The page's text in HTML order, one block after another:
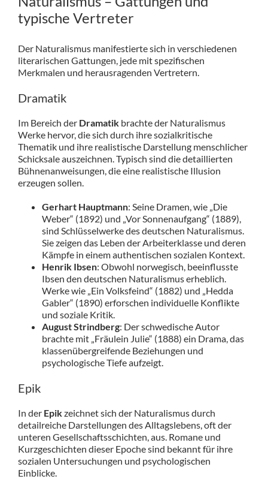
typische Vertreter
Der Naturalismus manifestierte sich in verschiedenen
literarischen Gattungen, jede mit spezifischen
Merkmalen und herausragenden Vertretern.
Dramatik
Im Bereich der Dramatikbrachte der Naturalismus
Werke hervor, die sich durch ihre sozialkritische
Thematik und ihre realistische Darstellung menschlicher
Schicksale auszeichnen. Typisch sind die detaillierten
Bühnenanweisungen, die eine realistische Illusion
erzeugen sollen.
Gerhart Hauptmann: Seine Dramen, wie „Die
Weber“ (1892) und „Vor Sonnenaufgang“ (1889),
sind Schlüsselwerke des deutschen Naturalismus.
Sie zeigen das Leben der Arbeiterklasse und deren
Kämpfe in einem authentischen sozialen Kontext.
Henrik Ibsen: Obwohl norwegisch, beeinflusste
Ibsen den deutschen Naturalismus erheblich.
Werke wie „Ein Volksfeind“ (1882) und „Hedda
Gabler“ (1890) erforschen individuelle Konflikte
und soziale Kritik.
August Strindberg: Der schwedische Autor
brachte mit „Fräulein Julie“ (1888) ein Drama, das
klassenübergreifende Beziehungen und
psychologische Tiefe aufzeigt.
Epik
In der Epikzeichnet sich der Naturalismus durch
detailreiche Darstellungen des Alltagslebens, oft der
unteren Gesellschaftsschichten, aus. Romane und
Kurzgeschichten dieser Epoche sind bekannt für ihre
sozialen Untersuchungen und psychologischen
Einblicke.